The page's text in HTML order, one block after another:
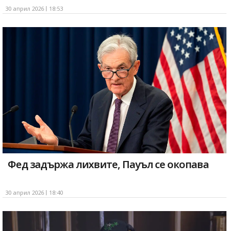
30 април 2026 18:53
Фед задържа лихвите, Пауъл се окопава
30 април 2026 18:40